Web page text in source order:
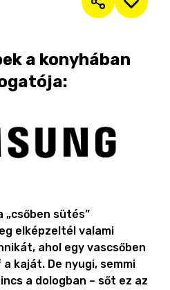
a konyhában
„csőben sütés”
elképzeltél valami
ahol egy vascsőben
kaját. De nyugi, semmi
a dologban – sőt ez az